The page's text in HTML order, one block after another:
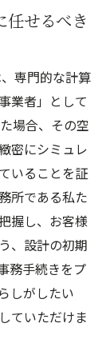
任せるべき
専門的な計算
業者」として
場合、その空
密にシミュレ
いることを証
所である私た
握し、お客様
、設計の初期
務手続きをプ
しがしたい
ていただけま